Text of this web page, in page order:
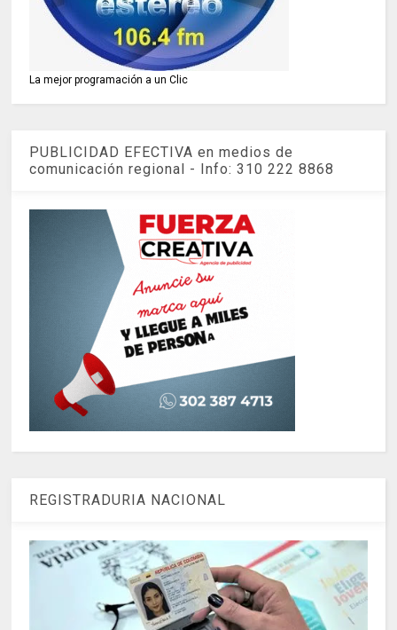
La mejor programación a un Clic
PUBLICIDAD EFECTIVA en medios de
comunicación regional - Info: 310 222 8868
REGISTRADURIA NACIONAL